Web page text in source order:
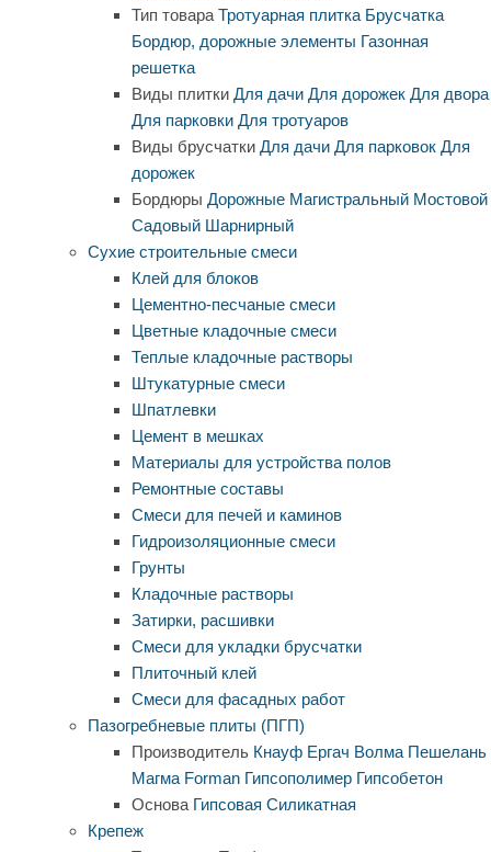
Тип товара Тротуарная плитка Брусчатка
Бордюр, дорожные элементы Газонная
решетка
Виды плитки Для дачи Для дорожек Для двора
Для парковки Для тротуаров
Виды брусчатки Для дачи Для парковок Для
дорожек
Бордюры Дорожные Магистральный Мостовой
Садовый Шарнирный
Сухие строительные смеси
Клей для блоков
Цементно-песчаные смеси
Цветные кладочные смеси
Теплые кладочные растворы
Штукатурные смеси
Шпатлевки
Цемент в мешках
Материалы для устройства полов
Ремонтные составы
Смеси для печей и каминов
Гидроизоляционные смеси
Грунты
Кладочные растворы
Затирки, расшивки
Смеси для укладки брусчатки
Плиточный клей
Смеси для фасадных работ
Пазогребневые плиты (ПГП)
Производитель Кнауф Ергач Волма Пешелань
Магма Forman Гипсополимер Гипсобетон
Основа Гипсовая Силикатная
Крепеж